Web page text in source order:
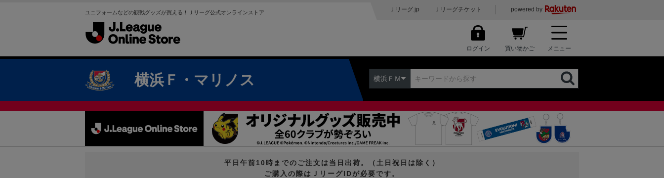
ユニフォームなどの観戦グッズが買える！Ｊリーグ公式オンラインストア Ｊリーグ.jp Ｊリーグチケット powered by
ログイン 買い物かご メニュー
横浜Ｆ・マリノス 横浜ＦＭ
平日午前10時までのご注文は当日出荷。（土日祝日は除く）
ご購入の際はＪリーグIDが必要です。